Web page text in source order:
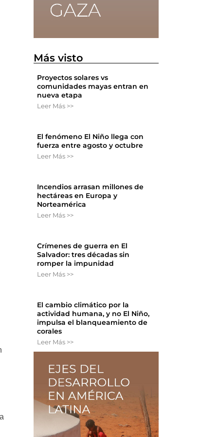
Más visto
Proyectos solares vs
comunidades mayas entran en
nueva etapa
Leer Más >>
El fenómeno El Niño llega con
fuerza entre agosto y octubre
Leer Más >>
Incendios arrasan millones de
hectáreas en Europa y
Norteamérica
Leer Más >>
Crímenes de guerra en El
Salvador: tres décadas sin
romper la impunidad
Leer Más >>
El cambio climático por la
actividad humana, y no El Niño,
impulsa el blanqueamiento de
corales
Leer Más >>